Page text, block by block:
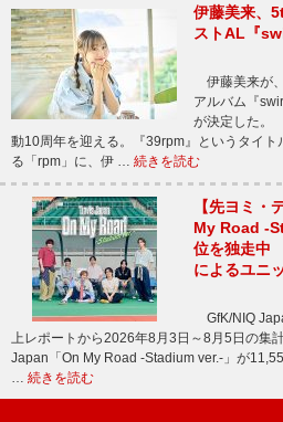
伊藤美来、
ストAL『
伊藤美来が
アルバム『
が決定した。
動10周年を迎える。『39rpm』というタイ
る「rpm」に、伊 … 続きを読む
【先ヨミ
My Road -
位を独走中
によるユニ
GfK/NIQ
上レポートから2026年8月3日～8月5日の集
Japan「On My Road -Stadium ver.-」が
… 続きを読む